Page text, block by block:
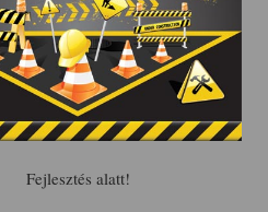
Fejlesztés alatt!